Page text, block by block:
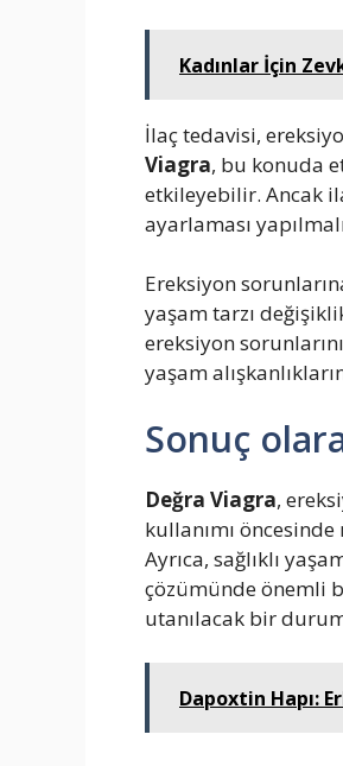
Kadınlar İçin
İlaç tedavisi,
Viagra, bu konuda
etkileyebilir. Ancak
ayarlaması
Ereksiyon
yaşam tarzı
ereksiyon
yaşam
Sonuç
Değra Viagra,
kullanımı
Ayrıca, sağlıklı
çözümünde önemli
utanılacak bir
Dapoxtin Hapı: